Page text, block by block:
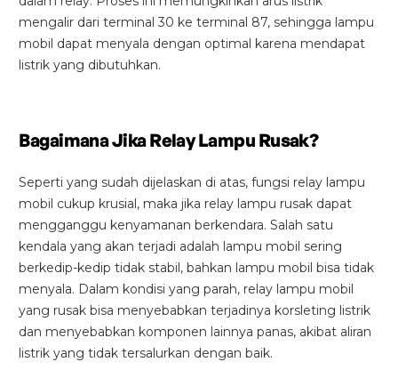
mengalir dari terminal 30 ke terminal 87, sehingga lampu
mobil dapat menyala dengan optimal karena mendapat
listrik yang dibutuhkan.
Bagaimana Jika Relay Lampu Rusak?
Seperti yang sudah dijelaskan di atas, fungsi relay lampu
mobil cukup krusial, maka jika relay lampu rusak dapat
mengganggu kenyamanan berkendara. Salah satu
kendala yang akan terjadi adalah lampu mobil sering
berkedip-kedip tidak stabil, bahkan lampu mobil bisa tidak
menyala. Dalam kondisi yang parah, relay lampu mobil
yang rusak bisa menyebabkan terjadinya korsleting listrik
dan menyebabkan komponen lainnya panas, akibat aliran
listrik yang tidak tersalurkan dengan baik.
Maintenance & Warranty
Automatic Emergency Braking
Saat potensi tabrakan terdeteksi, sistem secara
otomatis akan melakukan pengereman untuk
memastikan keselamatan dan keamanan pengendara.